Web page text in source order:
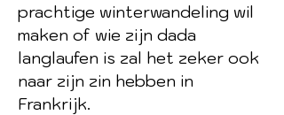
prachtige winterwandeling wil
maken of wie zijn dada
langlaufen is zal het zeker ook
naar zijn zin hebben in
Frankrijk.